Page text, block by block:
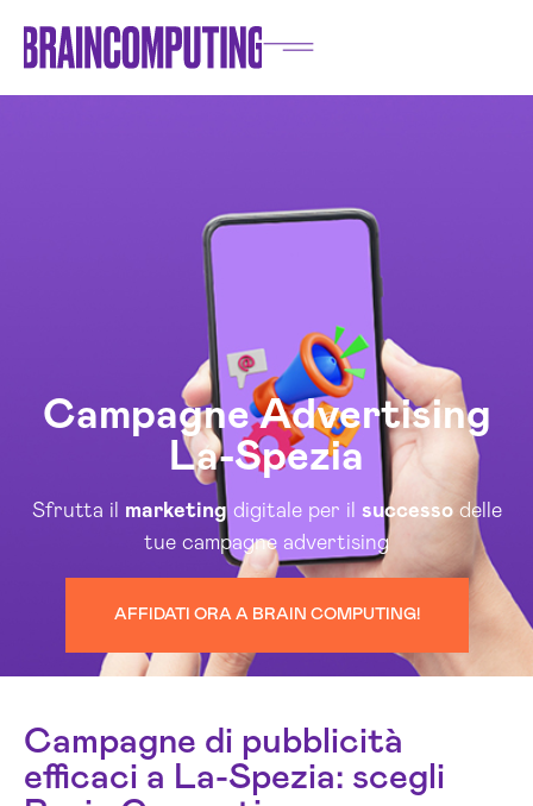
Campagne Advertising
La-Spezia
Sfrutta il marketingdigitale per il successodelle
tue campagne advertising
AFFIDATI ORA A BRAIN COMPUTING!
Campagne di pubblicità
efficaci a La-Spezia: scegli